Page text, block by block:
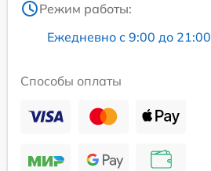
Режим работы:
Ежедневно с 9:00 до 21:00
Способы оплаты